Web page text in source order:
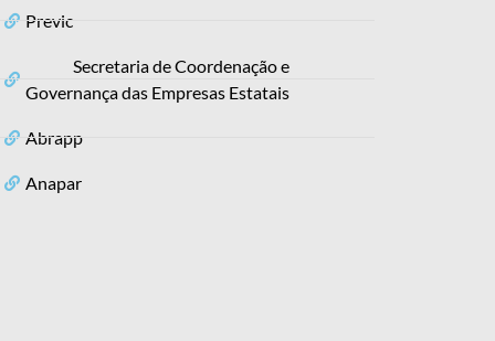
Previc
Secretaria de Coordenação e
Governança das Empresas Estatais
Abrapp
Anapar